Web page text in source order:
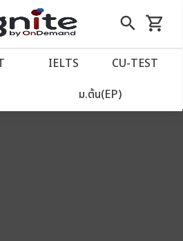
close
ยน
search
Skip
to
shopping_cart
รถเข็น
IELTS CU‑TEST
ม.ต้น(EP)
anything for 80002125